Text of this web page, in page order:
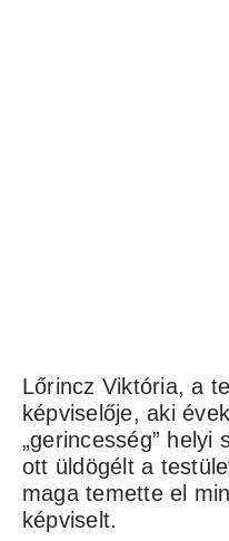
Lőrincz Viktória, a
képviselője, aki
„gerincesség” helyi
ott üldögélt a
maga temette el
képviselt.